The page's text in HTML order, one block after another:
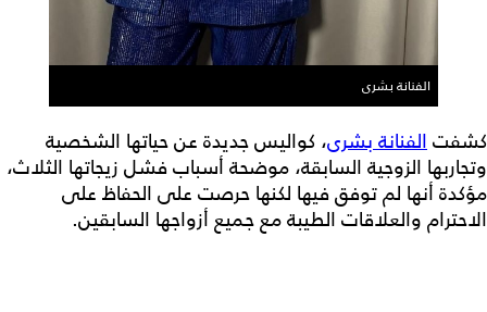
الفنانة بشرى
كشفتالفنانة بشرى، كواليس جديدة عن حياتها الشخصية
وتجاربها الزوجية السابقة، موضحة أسباب فشل زيجاتها الثلاث،
مؤكدة أنها لم توفق فيها لكنها حرصت على الحفاظ على
الاحترام والعلاقات الطيبة مع جميع أزواجها السابقين.